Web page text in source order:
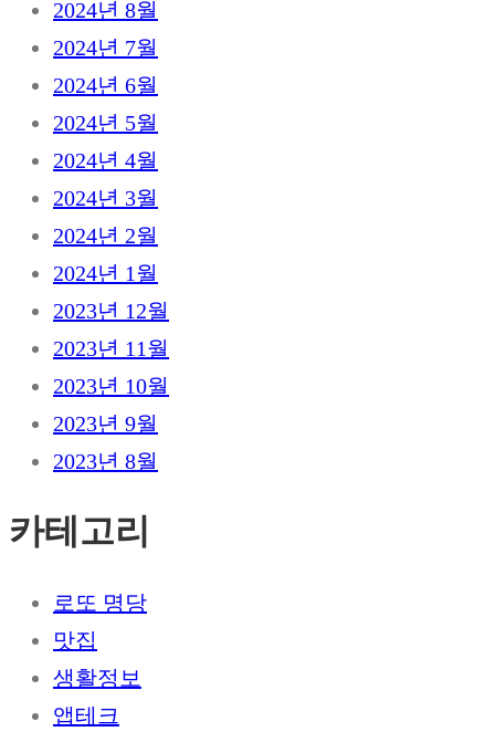
2024년 8월
2024년 7월
2024년 6월
2024년 5월
2024년 4월
2024년 3월
2024년 2월
2024년 1월
2023년 12월
2023년 11월
2023년 10월
2023년 9월
2023년 8월
카테고리
로또 명당
맛집
생활정보
앱테크